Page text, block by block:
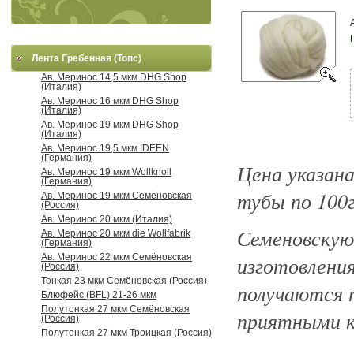
Цена
тубы по
получаются
приятными
Лента Гребенная (Топс)
Ав. Меринос 14,5 мкм DHG Shop
(Италия)
Ав. Меринос 16 мкм DHG Shop
(Италия)
Ав. Меринос 19 мкм DHG Shop
(Италия)
Ав. Меринос 19,5 мкм IDEEN
(Германия)
Ав. Меринос 19 мкм Wollknoll
(Германия)
Ав. Меринос 19 мкм Семёновская
(Россия)
Ав. Меринос 20 мкм (Италия)
Ав. Меринос 20 мкм die Wollfabrik
(Германия)
Ав. Меринос 22 мкм Семёновская
(Россия)
Тонкая 23 мкм Семёновская (Россия)
Блюфейс (BFL) 21-26 мкм
Полутонкая 27 мкм Семёновская
(Россия)
Полутонкая 27 мкм Троицкая (Россия)